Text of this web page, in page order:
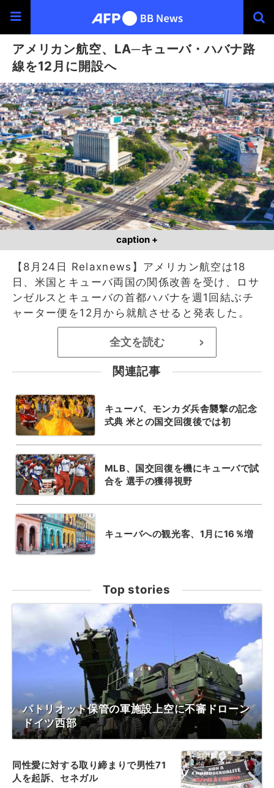
アメリカン航空、LA─キューバ・ハバナ路
線を12月に開設へ
caption +
【8月24日 Relaxnews】アメリカン航空は18
日、米国とキューバ両国の関係改善を受け、ロサ
ンゼルスとキューバの首都ハバナを週1回結ぶチ
ャーター便を12月から就航させると発表した。
全文を読む >
関連記事
キューバ、モンカダ兵舎襲撃の記念
式典 米との国交回復後では初
MLB、国交回復を機にキューバで試
合を 選手の獲得視野
キューバへの観光客、1月に16％増
Top stories
パトリオット保管の軍施設上空に不審ドローン
ドイツ西部
同性愛に対する取り締まりで男性71
人を起訴、セネガル